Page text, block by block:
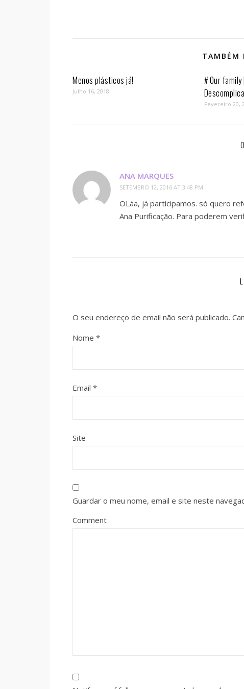
TAMBÉM
Menos plásticos já!
Julho 16, 2018
# Our
Fevereiro 20,
ANA MARQUES
SETEMBRO 12, 2016 AT 3:48 PM
OLáa, já participamos. só quero
Ana Purificação. Para poderem
O seu endereço de email não será publicado.
Nome *
Email *
Site
Guardar o meu nome, email e site neste
Comment